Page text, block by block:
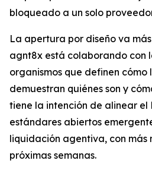
bloqueado a un solo
La apertura por diseño va
agnt8x está colaborando con
organismos que definen cómo
demuestran quiénes son y
tiene la intención de alinear el
estándares abiertos
liquidación agentiva, con más
próximas semanas.